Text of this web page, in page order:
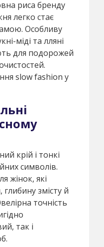
риса бренду
легко стає
Особливу
міді та лляні
для подорожей
slow fashion у
крій і тонкі
символів.
жінок, які
змісту й
точність
так і